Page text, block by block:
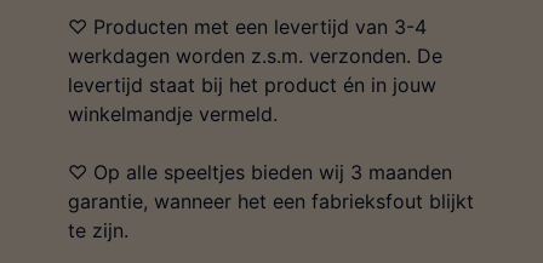
♡ Producten met een levertijd van 3-4
werkdagen worden z.s.m. verzonden. De
levertijd staat bij het product én in jouw
winkelmandje vermeld.
♡ Op alle speeltjes bieden wij 3 maanden
garantie, wanneer het een fabrieksfout blijkt
te zijn.